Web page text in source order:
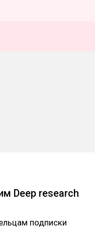
Deep research
подписки